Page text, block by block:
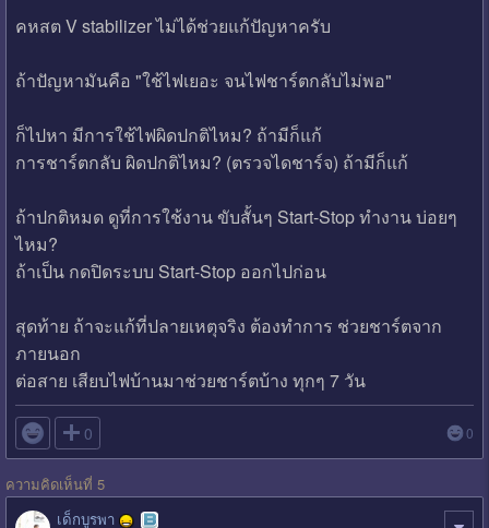
คหสต V stabilizer ไม่ได้ช่วยแก้ปัญหาครับ
ถ้าปัญหามันคือ "ใช้ไฟเยอะ จนไฟชาร์ตกลับไม่พอ"
ก็ไปหา มีการใช้ไฟผิดปกติไหม? ถ้ามีก็แก้
การชาร์ตกลับ ผิดปกติไหม? (ตรวจไดชาร์จ) ถ้ามีก็แก้
ถ้าปกติหมด ดูที่การใช้งาน ขับสั้นๆ Start-Stop ทำงาน บ่อยๆ
ไหม?
ถ้าเป็น กดปิดระบบ Start-Stop ออกไปก่อน
สุดท้าย ถ้าจะแก้ที่ปลายเหตุจริง ต้องทำการ ช่วยชาร์ตจาก
ภายนอก
ต่อสาย เสียบไฟบ้านมาช่วยชาร์ตบ้าง ทุกๆ 7 วัน
 0 0
ความคิดเห็นที่ 5
เด็กบูรพา